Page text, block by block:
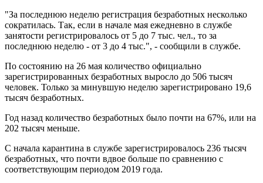
"За последнюю неделю регистрация безработных несколько
сократилась. Так, если в начале мая ежедневно в службе
занятости регистрировалось от 5 до 7 тыс. чел., то за
последнюю неделю - от 3 до 4 тыс.", - сообщили в службе.
По состоянию на 26 мая количество официально
зарегистрированных безработных выросло до 506 тысяч
человек. Только за минувшую неделю зарегистрировано 19,6
тысяч безработных.
Год назад количество безработных было почти на 67%, или на
202 тысяч меньше.
С начала карантина в службе зарегистрировалось 236 тысяч
безработных, что почти вдвое больше по сравнению с
соответствующим периодом 2019 года.